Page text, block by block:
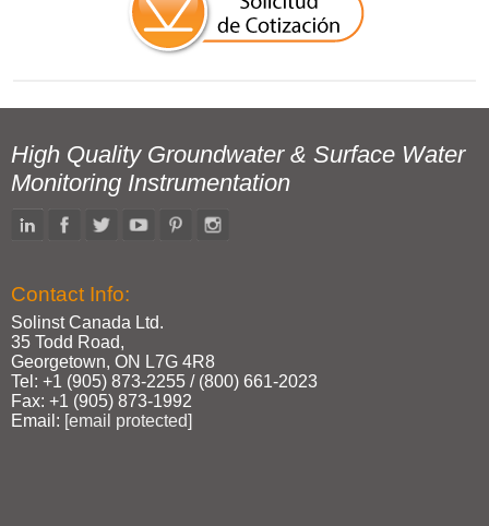
High Quality Groundwater & Surface Water
Monitoring Instrumentation
Contact Info:
Solinst Canada Ltd.
35 Todd Road,
Georgetown, ON L7G 4R8
Tel: +1 (905) 873‑2255 / (800) 661‑2023
Fax: +1 (905) 873‑1992
Email: [email protected]